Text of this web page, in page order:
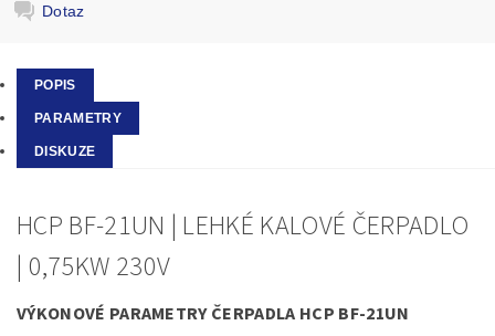
Dotaz
POPIS
PARAMETRY
DISKUZE
HCP BF-21UN | LEHKÉ KALOVÉ ČERPADLO
| 0,75KW 230V
VÝKONOVÉ PARAMETRY ČERPADLA HCP BF-21UN